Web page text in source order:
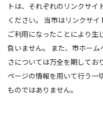
トは、それぞれのリンクサイ
ください。 当市はリンクサ
ご利用になったことにより生
負いません。 また、市ホー
さについては万全を期してお
ページの情報を用いて行う一
ものではありません。